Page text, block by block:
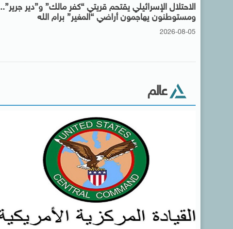
الاحتلال الإسرائيلي يقتحم قريتي “كفر مالك” و”دير جرير”..
ومستوطنون يهاجمون أراضي “المغير” برام الله
2026-08-05
عالم